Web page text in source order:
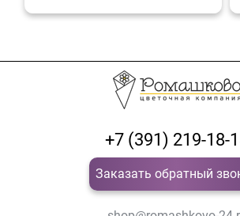
+7 (391) 219-18-
Заказать обратный